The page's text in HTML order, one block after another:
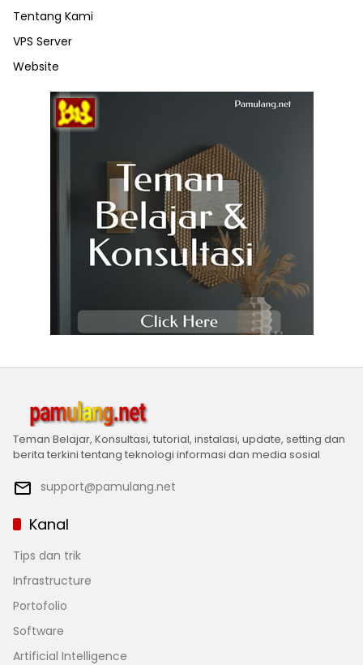
Tentang Kami
VPS Server
Website
Teman Belajar, Konsultasi, tutorial, instalasi, update, setting dan
berita terkini tentang teknologi informasi dan media sosial
support@pamulang.net
Kanal
Tips dan trik
Infrastructure
Portofolio
Software
Artificial Intelligence